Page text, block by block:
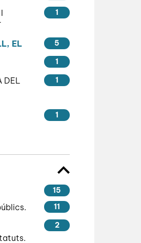
1
EL 5
1
DEL
1
1
15
11
2